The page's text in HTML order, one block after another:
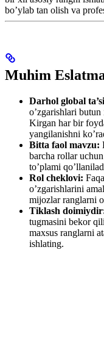
bo’ylab tan olish va
Muhim
Darhol global
o’zgarishlari
Kirgan har bir
yangilanishni
Bitta faol mavzu:
barcha rollar
to’plami
Rol cheklovi:
o’zgarishlarini
mijozlar ranglarni
Tiklash
tugmasini bekor
maxsus ranglarni
ishlating.